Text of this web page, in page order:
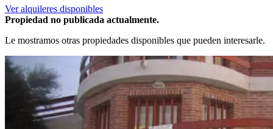
Ver alquileres disponibles
Propiedad no publicada actualmente.
Le mostramos otras propiedades disponibles que pueden interesarle.